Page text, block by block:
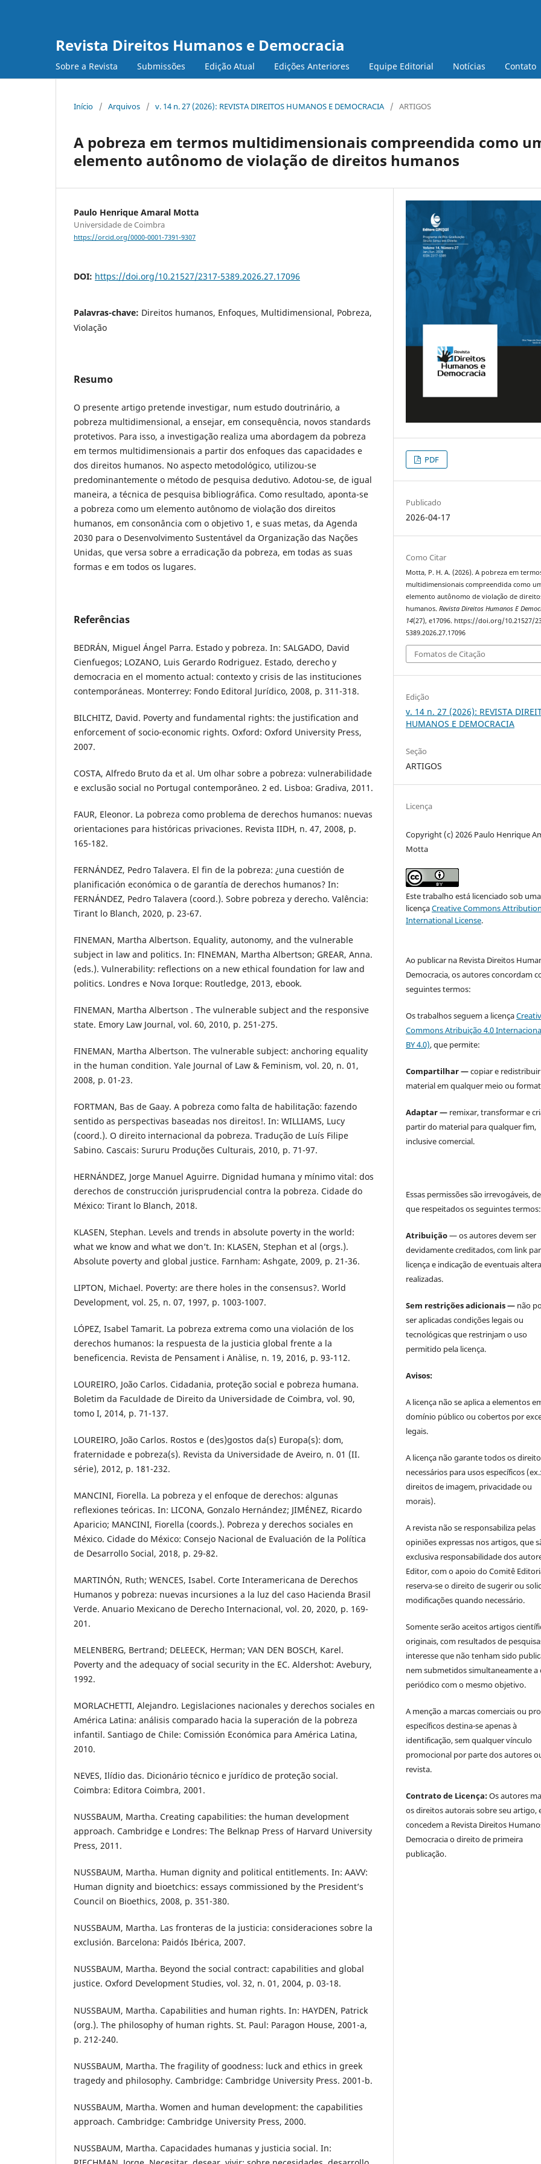
Revista Direitos Humanos e Democracia
Sobre a Revista Submissões Edição Atual Edições Anteriores Equipe Editorial Notícias Contato
Início / Arquivos / v. 14 n. 27 (2026): REVISTA DIREITOS HUMANOS E DEMOCRACIA / ARTIGOS
A pobreza em termos multidimensionais compreendida como
elemento autônomo de violação de direitos humanos
Paulo Henrique Amaral Motta
Universidade de Coimbra
https://orcid.org/0000-0001-7391-9307
DOI: https://doi.org/10.21527/2317-5389.2026.27.17096
Palavras-chave: Direitos humanos, Enfoques, Multidimensional, Pobreza,
Violação
Resumo
O presente artigo pretende investigar, num estudo doutrinário, a
pobreza multidimensional, a ensejar, em consequência, novos standards
protetivos. Para isso, a investigação realiza uma abordagem da pobreza
em termos multidimensionais a partir dos enfoques das capacidades e
dos direitos humanos. No aspecto metodológico, utilizou-se
predominantemente o método de pesquisa dedutivo. Adotou-se, de igual
maneira, a técnica de pesquisa bibliográfica. Como resultado, aponta-se
a pobreza como um elemento autônomo de violação dos direitos
humanos, em consonância com o objetivo 1, e suas metas, da Agenda
2030 para o Desenvolvimento Sustentável da Organização das Nações
Unidas, que versa sobre a erradicação da pobreza, em todas as suas
formas e em todos os lugares.
Referências
BEDRÁN, Miguel Ángel Parra. Estado y pobreza. In: SALGADO, David
Cienfuegos; LOZANO, Luis Gerardo Rodriguez. Estado, derecho y
democracia en el momento actual: contexto y crisis de las instituciones
contemporáneas. Monterrey: Fondo Editoral Jurídico, 2008, p. 311-318.
BILCHITZ, David. Poverty and fundamental rights: the justification and
enforcement of socio-economic rights. Oxford: Oxford University Press,
2007.
COSTA, Alfredo Bruto da et al. Um olhar sobre a pobreza: vulnerabilidade
e exclusão social no Portugal contemporâneo. 2 ed. Lisboa: Gradiva, 2011.
FAUR, Eleonor. La pobreza como problema de derechos humanos: nuevas
orientaciones para históricas privaciones. Revista IIDH, n. 47, 2008, p.
165-182.
FERNÁNDEZ, Pedro Talavera. El fin de la pobreza: ¿una cuestión de
planificación económica o de garantía de derechos humanos? In:
FERNÁNDEZ, Pedro Talavera (coord.). Sobre pobreza y derecho. Valência:
Tirant lo Blanch, 2020, p. 23-67.
FINEMAN, Martha Albertson. Equality, autonomy, and the vulnerable
subject in law and politics. In: FINEMAN, Martha Albertson; GREAR, Anna.
(eds.). Vulnerability: reflections on a new ethical foundation for law and
politics. Londres e Nova Iorque: Routledge, 2013, ebook.
FINEMAN, Martha Albertson . The vulnerable subject and the responsive
state. Emory Law Journal, vol. 60, 2010, p. 251-275.
FINEMAN, Martha Albertson. The vulnerable subject: anchoring equality
in the human condition. Yale Journal of Law & Feminism, vol. 20, n. 01,
2008, p. 01-23.
FORTMAN, Bas de Gaay. A pobreza como falta de habilitação: fazendo
sentido as perspectivas baseadas nos direitos!. In: WILLIAMS, Lucy
(coord.). O direito internacional da pobreza. Tradução de Luís Filipe
Sabino. Cascais: Sururu Produções Culturais, 2010, p. 71-97.
HERNÁNDEZ, Jorge Manuel Aguirre. Dignidad humana y mínimo vital: dos
derechos de construcción jurisprudencial contra la pobreza. Cidade do
México: Tirant lo Blanch, 2018.
KLASEN, Stephan. Levels and trends in absolute poverty in the world:
what we know and what we don’t. In: KLASEN, Stephan et al (orgs.).
Absolute poverty and global justice. Farnham: Ashgate, 2009, p. 21-36.
LIPTON, Michael. Poverty: are there holes in the consensus?. World
Development, vol. 25, n. 07, 1997, p. 1003-1007.
LÓPEZ, Isabel Tamarit. La pobreza extrema como una violación de los
derechos humanos: la respuesta de la justicia global frente a la
beneficencia. Revista de Pensament i Anàlise, n. 19, 2016, p. 93-112.
LOUREIRO, João Carlos. Cidadania, proteção social e pobreza humana.
Boletim da Faculdade de Direito da Universidade de Coimbra, vol. 90,
tomo I, 2014, p. 71-137.
LOUREIRO, João Carlos. Rostos e (des)gostos da(s) Europa(s): dom,
fraternidade e pobreza(s). Revista da Universidade de Aveiro, n. 01 (II.
série), 2012, p. 181-232.
MANCINI, Fiorella. La pobreza y el enfoque de derechos: algunas
reflexiones teóricas. In: LICONA, Gonzalo Hernández; JIMÉNEZ, Ricardo
Aparicio; MANCINI, Fiorella (coords.). Pobreza y derechos sociales en
México. Cidade do México: Consejo Nacional de Evaluación de la Política
de Desarrollo Social, 2018, p. 29-82.
MARTINÓN, Ruth; WENCES, Isabel. Corte Interamericana de Derechos
Humanos y pobreza: nuevas incursiones a la luz del caso Hacienda Brasil
Verde. Anuario Mexicano de Derecho Internacional, vol. 20, 2020, p. 169-
201.
MELENBERG, Bertrand; DELEECK, Herman; VAN DEN BOSCH, Karel.
Poverty and the adequacy of social security in the EC. Aldershot: Avebury,
1992.
MORLACHETTI, Alejandro. Legislaciones nacionales y derechos sociales en
América Latina: análisis comparado hacia la superación de la pobreza
infantil. Santiago de Chile: Comissión Económica para América Latina,
2010.
NEVES, Ilídio das. Dicionário técnico e jurídico de proteção social.
Coimbra: Editora Coimbra, 2001.
NUSSBAUM, Martha. Creating capabilities: the human development
approach. Cambridge e Londres: The Belknap Press of Harvard University
Press, 2011.
NUSSBAUM, Martha. Human dignity and political entitlements. In: AAVV:
Human dignity and bioetchics: essays commissioned by the President’s
Council on Bioethics, 2008, p. 351-380.
NUSSBAUM, Martha. Las fronteras de la justicia: consideraciones sobre la
exclusión. Barcelona: Paidós Ibérica, 2007.
NUSSBAUM, Martha. Beyond the social contract: capabilities and global
justice. Oxford Development Studies, vol. 32, n. 01, 2004, p. 03-18.
NUSSBAUM, Martha. Capabilities and human rights. In: HAYDEN, Patrick
(org.). The philosophy of human rights. St. Paul: Paragon House, 2001-a,
p. 212-240.
NUSSBAUM, Martha. The fragility of goodness: luck and ethics in greek
tragedy and philosophy. Cambridge: Cambridge University Press. 2001-b.
NUSSBAUM, Martha. Women and human development: the capabilities
approach. Cambridge: Cambridge University Press, 2000.
NUSSBAUM, Martha. Capacidades humanas y justicia social. In:
PDF
Publicado
2026-04-17
Como Citar
Motta, P. H. A. (2026). A pobreza em
multidimensionais compreendida como
elemento autônomo de violação de
humanos.Revista Direitos Humanos E
14(27), e17096. https://doi.org/10.21527/
5389.2026.27.17096
Fomatos de Citação
Edição
v. 14 n. 27 (2026): REVISTA
HUMANOS E DEMOCRACIA
Seção
ARTIGOS
Licença
Copyright (c) 2026 Paulo Henrique
Motta
Este trabalho está licenciado sob uma
licençaCreative Commons
International License.
Ao publicar na Revista Direitos
Democracia, os autores concordam
seguintes termos:
Os trabalhos seguem a licença
Commons Atribuição 4.0
BY 4.0), que permite:
Compartilhar —copiar e
material em qualquer meio ou
Adaptar — remixar, transformar e
partir do material para qualquer fim,
inclusive comercial.
Essas permissões são irrevogáveis,
que respeitados os seguintes termos:
Atribuição— os autores devem ser
devidamente creditados, com link
licença e indicação de eventuais
realizadas.
Sem restrições adicionais — não
ser aplicadas condições legais ou
tecnológicas que restrinjam o uso
permitido pela licença.
Avisos:
A licença não se aplica a elementos
domínio público ou cobertos por
legais.
A licença não garante todos os
necessários para usos específicos (ex.:
direitos de imagem, privacidade ou
morais).
A revista não se responsabiliza pelas
opiniões expressas nos artigos, que
exclusiva responsabilidade dos
Editor, com o apoio do Comitê
reserva-se o direito de sugerir ou
modificações quando necessário.
Somente serão aceitos artigos
originais, com resultados de
interesse que não tenham sido
nem submetidos simultaneamente
periódico com o mesmo objetivo.
A menção a marcas comerciais ou
específicos destina-se apenas à
identificação, sem qualquer vínculo
promocional por parte dos autores
revista.
Contrato de Licença:Os autores
os direitos autorais sobre seu artigo,
concedem a Revista Direitos
Democracia o direito de primeira
publicação.